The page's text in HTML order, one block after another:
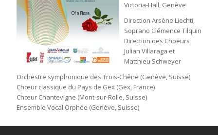
Victoria-Hall, Genève
Direction Arsène Liechti,
Soprano Clémence Tilquin
Direction des Choeurs
Julian Villaraga et
Matthieu Schweyer
Orchestre symphonique des Trois-Chêne (Genève, Suisse)
Chœur classique du Pays de Gex (Gex, France)
Chœur Chantevigne (Mont-sur-Rolle, Suisse)
Ensemble Vocal Orphée (Genève, Suisse)